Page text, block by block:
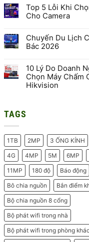
Báo
Cháy
HIKFIRE
bình
luận
ở
Là
Gì?
Công
Xử
Lý
Hình
Ảnh
Camera
Top 5 Lỗi Khi
Cho Camera
bình
luận
ở
Lỗi
Khi
Chọn
Ổ
Chuyến Du Lịch
Bác 2026
bình
luận
ở
Chuyến
–
2026
10 Lý Do Doanh
Chọn Máy Chấm
Hikvision
ở
Do
Doanh
Nghiệp
Nên
Chọn
Máy
Chấm
Công
Hikvision
TAGS
1TB 2MP 3 ỐNG KÍNH
4G
4MP 5M 6MP
11MP
180 độ
Báo động
Bô chia nguồn
Bắn điểm
Bộ chia nguồn 8 cổng
Bộ phát wifi trong nhà
Bộ phát wifi trong phòng